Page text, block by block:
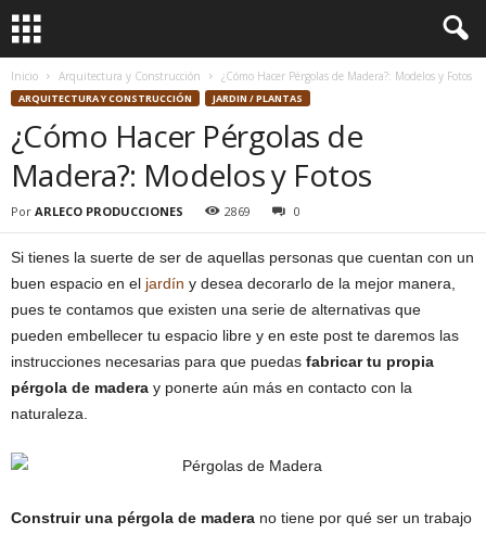
Inicio Arquitectura y Construcción ¿Cómo Hacer Pérgolas de Madera?: Modelos y Fotos
ARQUITECTURA Y CONSTRUCCIÓN JARDIN / PLANTAS
¿Cómo Hacer Pérgolas de
Madera?: Modelos y Fotos
Por ARLECO PRODUCCIONES 2869 0
Si tienes la suerte de ser de aquellas personas que cuentan con un
buen espacio en el jardín y desea decorarlo de la mejor manera,
pues te contamos que existen una serie de alternativas que
pueden embellecer tu espacio libre y en este post te daremos las
instrucciones necesarias para que puedas fabricar tu propia
pérgola de madera y ponerte aún más en contacto con la
naturaleza.
Construir una pérgola de madera no tiene por qué ser un trabajo